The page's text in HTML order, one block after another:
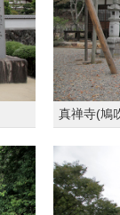
真禅寺(鳩